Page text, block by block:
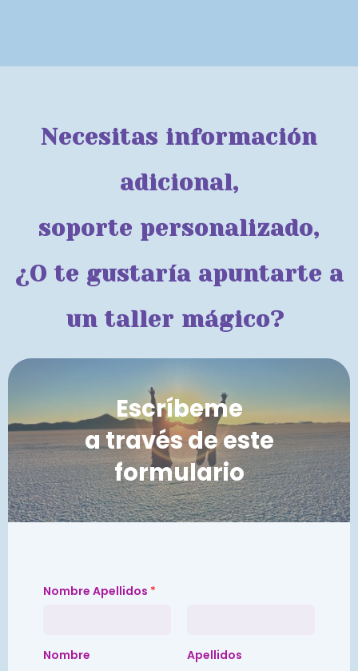
Necesitas información
adicional,
soporte personalizado,
¿O te gustaría apuntarte a
un taller mágico?
Escríbeme
a través de este
formulario
Nombre Apellidos *
Nombre
Apellidos